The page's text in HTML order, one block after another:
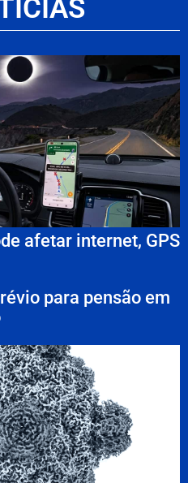
afetar internet, GPS
para pensão em